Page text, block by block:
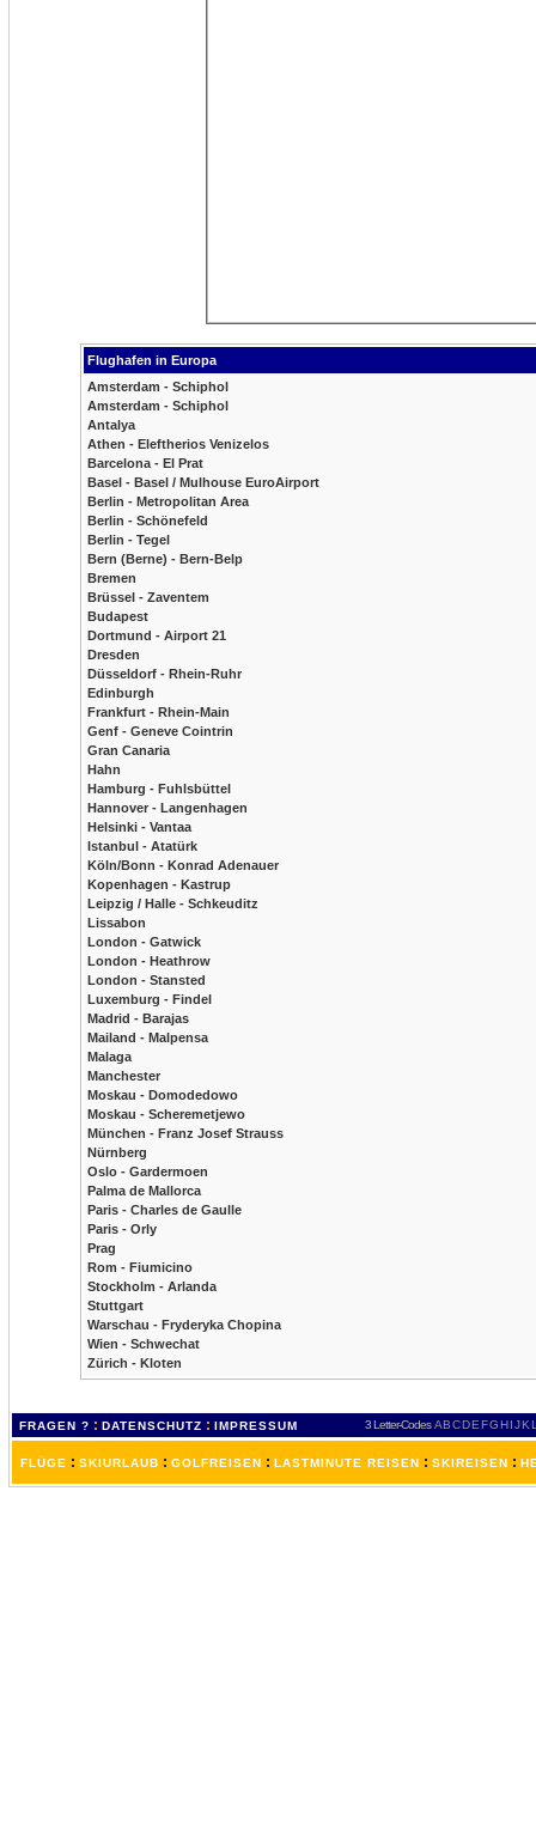
Flughafen in Europa
Amsterdam - Schiphol
Amsterdam - Schiphol
Antalya
Athen - Eleftherios Venizelos
Barcelona - El Prat
Basel - Basel / Mulhouse EuroAirport
Berlin - Metropolitan Area
Berlin - Schönefeld
Berlin - Tegel
Bern (Berne) - Bern-Belp
Bremen
Brüssel - Zaventem
Budapest
Dortmund - Airport 21
Dresden
Düsseldorf - Rhein-Ruhr
Edinburgh
Frankfurt - Rhein-Main
Genf - Geneve Cointrin
Gran Canaria
Hahn
Hamburg - Fuhlsbüttel
Hannover - Langenhagen
Helsinki - Vantaa
Istanbul - Atatürk
Köln/Bonn - Konrad Adenauer
Kopenhagen - Kastrup
Leipzig / Halle - Schkeuditz
Lissabon
London - Gatwick
London - Heathrow
London - Stansted
Luxemburg - Findel
Madrid - Barajas
Mailand - Malpensa
Malaga
Manchester
Moskau - Domodedowo
Moskau - Scheremetjewo
München - Franz Josef Strauss
Nürnberg
Oslo - Gardermoen
Palma de Mallorca
Paris - Charles de Gaulle
Paris - Orly
Prag
Rom - Fiumicino
Stockholm - Arlanda
Stuttgart
Warschau - Fryderyka Chopina
Wien - Schwechat
Zürich - Kloten
FRAGEN ? : DATENSCHUTZ : IMPRESSUM 3 Letter-Codes ABCDEFGH IJKL
FLÜGE : SKIURLAUB : GOLFREISEN : LASTMINUTE REISEN : SKIREISEN :